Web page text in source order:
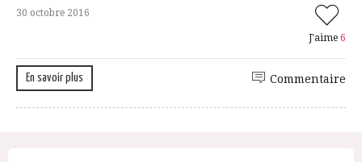
30 octobre 2016
J'aime 6
En savoir plus Commentaire